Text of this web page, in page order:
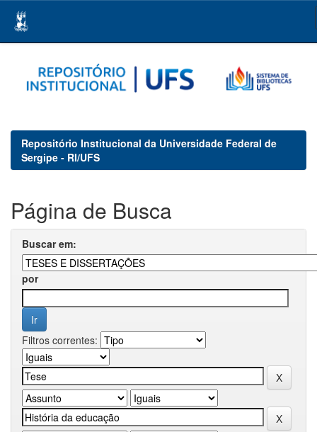
navigation
Repositório Institucional da Universidade Federal de
Sergipe - RI/UFS
Página de Busca
Buscar em:
por
Filtros correntes: